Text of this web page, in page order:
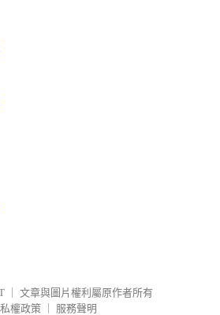
文章與圖片權利屬原作者所有
權政策
服務聲明